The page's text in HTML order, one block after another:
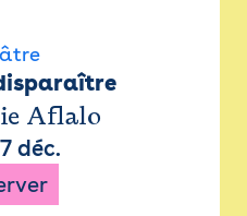
Aflalo
déc.